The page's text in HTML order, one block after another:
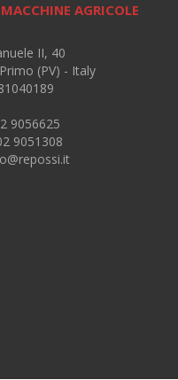
AGRICOLE
II, 40
(PV) - Italy
9056625
9051308